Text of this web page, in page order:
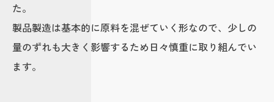
た。
製品製造は基本的に原料を混ぜていく形なので、少しの
量のずれも大きく影響するため日々慎重に取り組んでい
ます。